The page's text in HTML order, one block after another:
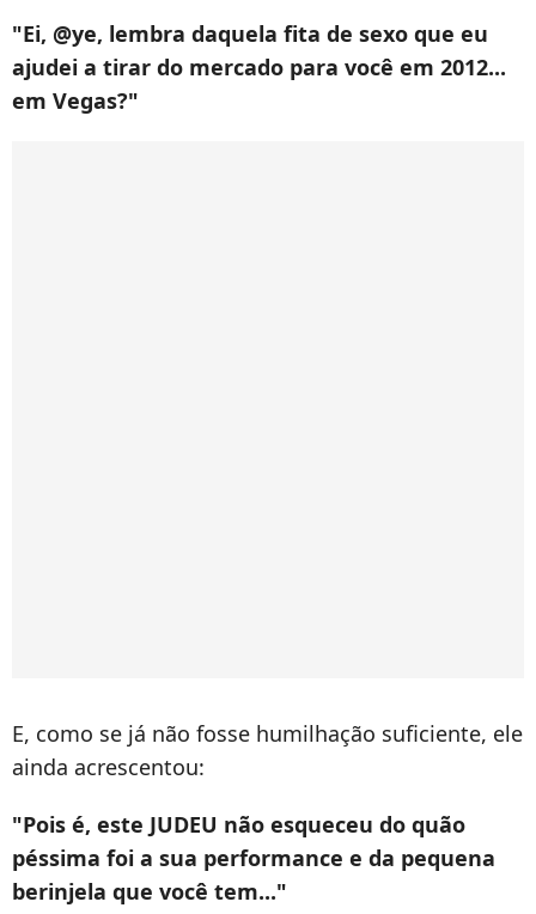
"Ei, @ye, lembra daquela fita de sexo que eu
ajudei a tirar do mercado para você em 2012...
em Vegas?"
E, como se já não fosse humilhação suficiente, ele
ainda acrescentou:
"Pois é, este JUDEU não esqueceu do quão
péssima foi a sua performance e da pequena
berinjela que você tem..."